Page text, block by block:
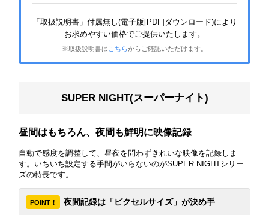
「取扱説明書」付属無し(電子版[PDF]ダウンロード)により
お求めやすい価格でご提供いたします。
※取扱説明書は こちらからご確認いただけます。
SUPER NIGHT(スーパーナイト)
昼間はもちろん、夜間も鮮明に映像記録
自動で感度を調整して、昼夜を問わずきれいな映像を記録しま
す。いちいち設定する手間がいらないのがSUPER NIGHTシリー
ズの特長です。
POINT！ 夜間記録は「ピクセルサイズ」が決め手